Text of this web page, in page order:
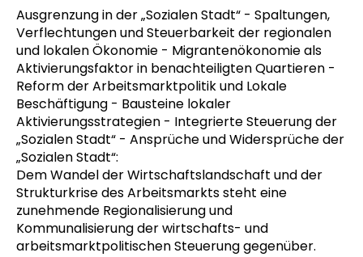
Ausgrenzung in der „Sozialen Stadt“ - Spaltungen,
Verflechtungen und Steuerbarkeit der regionalen
und lokalen Ökonomie - Migrantenökonomie als
Aktivierungsfaktor in benachteiligten Quartieren -
Reform der Arbeitsmarktpolitik und Lokale
Beschäftigung - Bausteine lokaler
Aktivierungsstrategien - Integrierte Steuerung der
„Sozialen Stadt“ - Ansprüche und Widersprüche der
„Sozialen Stadt“:
Dem Wandel der Wirtschaftslandschaft und der
Strukturkrise des Arbeitsmarkts steht eine
zunehmende Regionalisierung und
Kommunalisierung der wirtschafts- und
arbeitsmarktpolitischen Steuerung gegenüber.